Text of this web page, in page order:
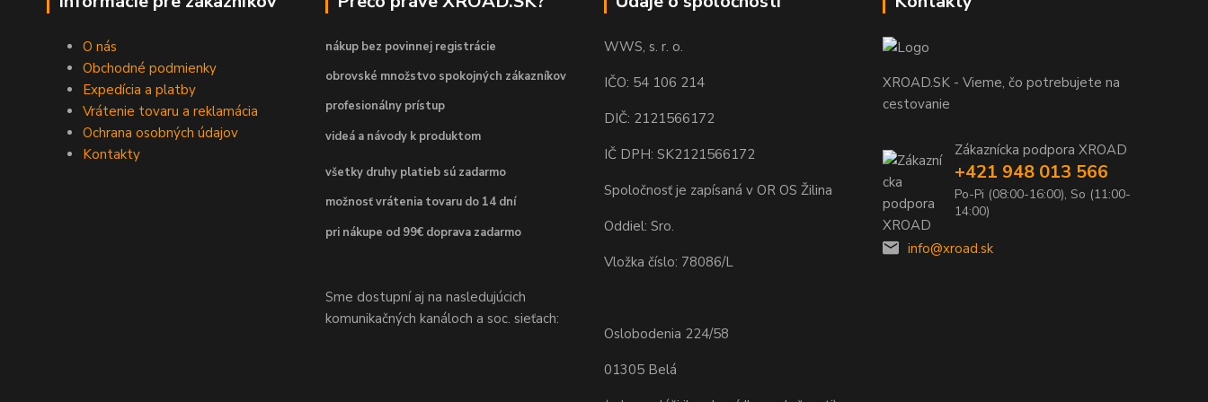
O nás
Obchodné podmienky
Expedícia a platby
Vrátenie tovaru a reklamácia
Ochrana osobných údajov
Kontakty
nákup bez povinnej registrácie
obrovské množstvo spokojných zákazníkov
profesionálny prístup
videá a návody k produktom
všetky druhy platieb sú zadarmo
možnosť vrátenia tovaru do 14 dní
pri nákupe od 99€ doprava zadarmo
Sme dostupní aj na nasledujúcich
komunikačných kanáloch a soc. sieťach:
WWS, s. r. o.
IČO: 54 106 214
DIČ: 2121566172
IČ DPH: SK2121566172
Spoločnosť je zapísaná v OR OS Žilina
Oddiel: Sro.
Vložka číslo: 78086/L
Oslobodenia 224/58
01305 Belá
XROAD.SK - Vieme, čo potrebujete na
cestovanie
Zákaznícka podpora XROAD
+421 948 013 566
Po-Pi (08:00-16:00), So (11:00-
14:00)
info@xroad.sk